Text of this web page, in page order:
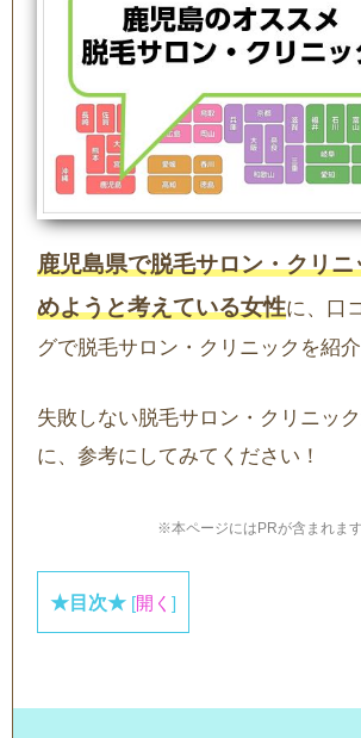
鹿児島県で脱毛サロン・クリ
めようと考えている女性に、口
グで脱毛サロン・クリニックを紹介
失敗しない脱毛サロン・クリニッ
に、参考にしてみてください！
※本ページにはPRが含まれます
★目次★ [開く ]